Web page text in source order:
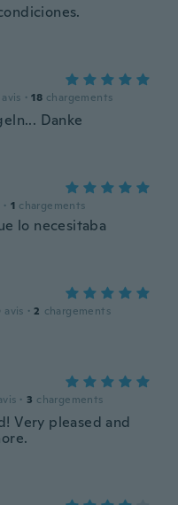
avis · 18 chargements
Danke
· 1 chargements
lo necesitaba
avis · 2 chargements
· 3 chargements
Very pleased and